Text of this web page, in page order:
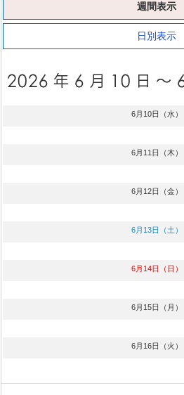
週間表示
日別表示
6月10日（水）
6月11日（木）
6月12日（金）
6月13日（土）
6月14日（日）
6月15日（月）
6月16日（火）